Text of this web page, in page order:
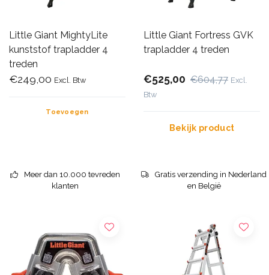
Little Giant MightyLite
kunststof trapladder 4
treden
€249,00 Excl. Btw
Toevoegen
Little Giant Fortress GVK
trapladder 4 treden
€525,00 €604,77 Excl.
Btw
Bekijk product
Meer dan 10.000 tevreden
klanten
Gratis verzending in Nederland
en België